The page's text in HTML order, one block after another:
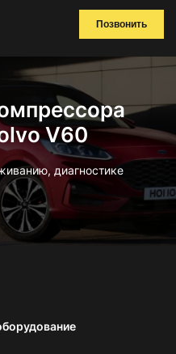
Позвонить
V60
диагностике